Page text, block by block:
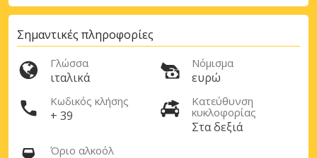
Σημαντικές πληροφορίες
Γλώσσα
ιταλικά
Νόμισμα
ευρώ
Κωδικός κλήσης
+ 39
Κατεύθυνση
κυκλοφορίας
Στα δεξιά
Όριο αλκοόλ